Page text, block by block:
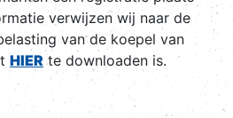
verwijzen wij naar de
van de koepel van
HIER te downloaden is.